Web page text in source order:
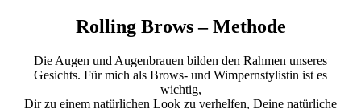
Rolling Brows – Methode
Die Augen und Augenbrauen bilden den Rahmen unseres
Gesichts. Für mich als Brows- und Wimpernstylistin ist es
wichtig,
Dir zu einem natürlichen Look zu verhelfen, Deine natürliche